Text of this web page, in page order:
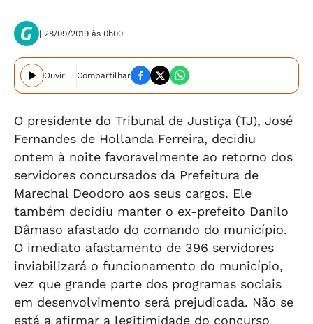
| 28/09/2019 às 0h00
Ouvir Compartilhar
O presidente do Tribunal de Justiça (TJ), José
Fernandes de Hollanda Ferreira, decidiu
ontem à noite favoravelmente ao retorno dos
servidores concursados da Prefeitura de
Marechal Deodoro aos seus cargos. Ele
também decidiu manter o ex-prefeito Danilo
Dâmaso afastado do comando do município.
O imediato afastamento de 396 servidores
inviabilizará o funcionamento do município,
vez que grande parte dos programas sociais
em desenvolvimento será prejudicada. Não se
está a afirmar a legitimidade do concurso